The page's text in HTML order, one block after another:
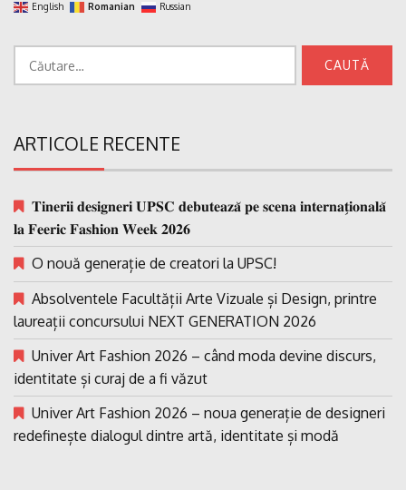
English Romanian Russian
ARTICOLE RECENTE
𝐓𝐢𝐧𝐞𝐫𝐢𝐢 𝐝𝐞𝐬𝐢𝐠𝐧𝐞𝐫𝐢 𝐔𝐏𝐒𝐂 𝐝𝐞𝐛𝐮𝐭𝐞𝐚𝐳𝐚̆ 𝐩𝐞 𝐬𝐜𝐞𝐧𝐚 𝐢𝐧𝐭𝐞𝐫𝐧𝐚𝐭̗𝐢𝐨𝐧𝐚𝐥𝐚̆
𝐥𝐚 𝐅𝐞𝐞𝐫𝐢𝐜 𝐅𝐚𝐬𝐡𝐢𝐨𝐧 𝐖𝐞𝐞𝐤 𝟐𝟎𝟐𝟔
O nouă generație de creatori la UPSC!
Absolventele Facultății Arte Vizuale și Design, printre
laureații concursului NEXT GENERATION 2026
Univer Art Fashion 2026 – când moda devine discurs,
identitate și curaj de a fi văzut
Univer Art Fashion 2026 – noua generație de designeri
redefinește dialogul dintre artă, identitate și modă